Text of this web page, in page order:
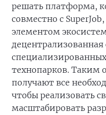
решать платформа,
совместно с
элементом
децентрализованная
технопарков. Таким
получают все
чтобы реализовать
масштабировать